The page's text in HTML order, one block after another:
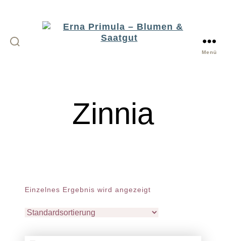
Blumen
&
Saatgut
Menü
Zinnia
Einzelnes Ergebnis wird angezeigt